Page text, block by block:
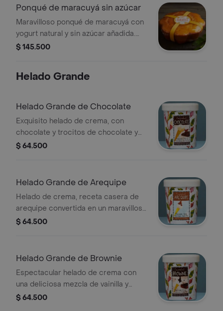
dulce. alcanza para 12 porciones (850
gramos).
Ponqué de maracuyá sin azúcar
Maravilloso ponqué de maracuyá con
yogurt natural y sin azúcar añadida.
endulzado con maltitol. un sabor muy
una alternativa sin azúcar añadida.
gramos).
$ 145.500
Helado Grande
Helado Grande de Chocolate
Exquisito helado de crema, con
chocolate y trocitos de chocolate y
avellana. peso neto:792gr, porciones:
$ 64.500
Helado Grande de Arequipe
Helado de crema, receta casera de
arequipe convertida en un maravilloso
helado. un manjar imposible de
$ 64.500
Helado Grande de Brownie
Espectacular helado de crema con
una deliciosa mezcla de vainilla y
brownie. la fascinación de niños y
$ 64.500